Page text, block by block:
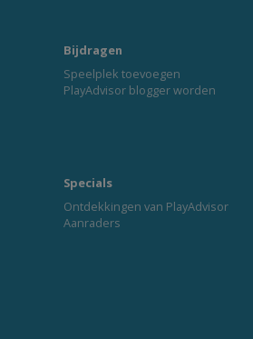
Bijdragen
Speelplek toevoegen
PlayAdvisor blogger worden
Specials
Ontdekkingen van PlayAdvisor
Aanraders